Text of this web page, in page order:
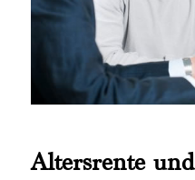
Altersrente und